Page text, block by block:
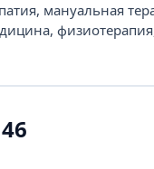
мануальная